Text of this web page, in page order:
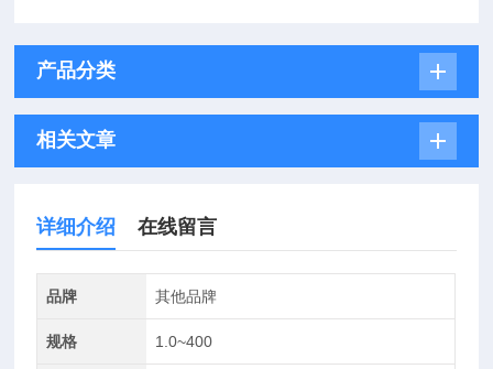
产品分类
相关文章
详细介绍 在线留言
品牌 其他品牌
规格 1.0~400